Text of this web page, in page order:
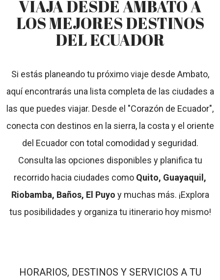
VIAJA DESDE AMBATO A
LOS MEJORES DESTINOS
DEL ECUADOR
Si estás planeando tu próximo viaje desde Ambato,
aquí encontrarás una lista completa de las ciudades a
las que puedes viajar. Desde el "Corazón de Ecuador",
conecta con destinos en la sierra, la costa y el oriente
del Ecuador con total comodidad y seguridad.
Consulta las opciones disponibles y planifica tu
recorrido hacia ciudades como Quito, Guayaquil,
Riobamba, Baños, El Puyo y muchas más. ¡Explora
tus posibilidades y organiza tu itinerario hoy mismo!
HORARIOS, DESTINOS Y SERVICIOS A TU